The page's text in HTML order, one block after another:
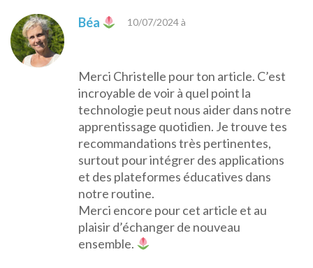
Béa 10/07/2024 à
Merci Christelle pour ton article. C’est
incroyable de voir à quel point la
technologie peut nous aider dans notre
apprentissage quotidien. Je trouve tes
recommandations très pertinentes,
surtout pour intégrer des applications
et des plateformes éducatives dans
notre routine.
Merci encore pour cet article et au
plaisir d’échanger de nouveau
ensemble.